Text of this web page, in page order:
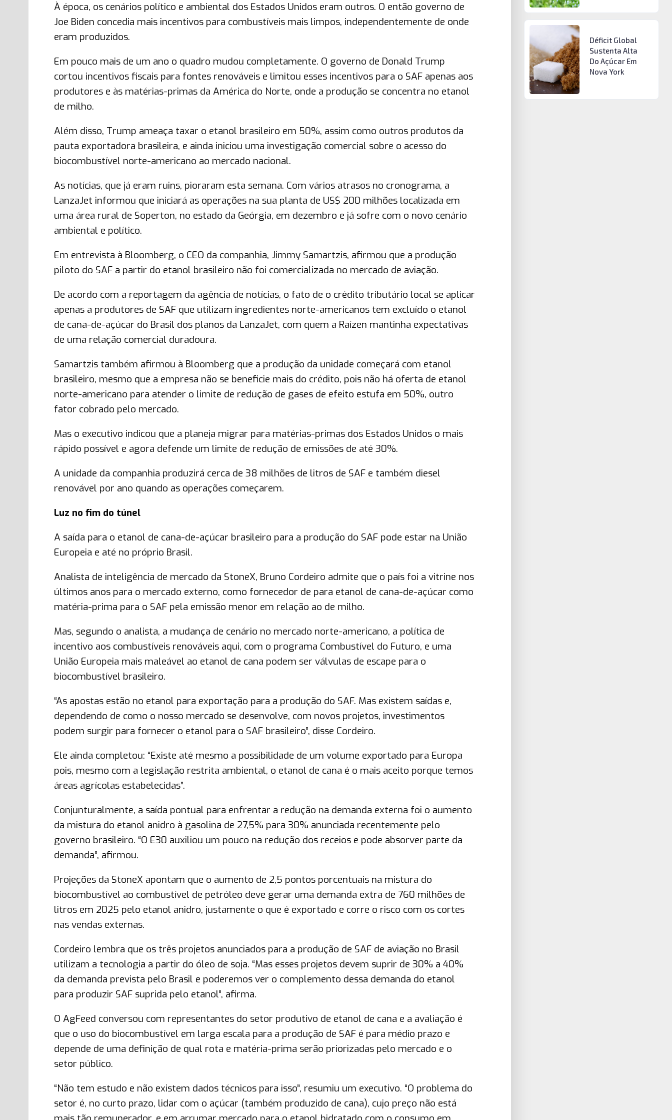
À época, os cenários político e ambiental dos Estados Unidos eram outros. O então governo de
Joe Biden concedia mais incentivos para combustíveis mais limpos, independentemente de onde
eram produzidos.
Em pouco mais de um ano o quadro mudou completamente. O governo de Donald Trump
cortou incentivos fiscais para fontes renováveis e limitou esses incentivos para o SAF apenas aos
produtores e às matérias-primas da América do Norte, onde a produção se concentra no etanol
de milho.
Além disso, Trump ameaça taxar o etanol brasileiro em 50%, assim como outros produtos da
pauta exportadora brasileira, e ainda iniciou uma investigação comercial sobre o acesso do
biocombustível norte-americano ao mercado nacional.
As notícias, que já eram ruins, pioraram esta semana. Com vários atrasos no cronograma, a
LanzaJet informou que iniciará as operações na sua planta de US$ 200 milhões localizada em
uma área rural de Soperton, no estado da Geórgia, em dezembro e já sofre com o novo cenário
ambiental e político.
Em entrevista à Bloomberg, o CEO da companhia, Jimmy Samartzis, afirmou que a produção
piloto do SAF a partir do etanol brasileiro não foi comercializada no mercado de aviação.
De acordo com a reportagem da agência de notícias, o fato de o crédito tributário local se aplicar
apenas a produtores de SAF que utilizam ingredientes norte-americanos tem excluído o etanol
de cana-de-açúcar do Brasil dos planos da LanzaJet, com quem a Raízen mantinha expectativas
de uma relação comercial duradoura.
Samartzis também afirmou à Bloomberg que a produção da unidade começará com etanol
brasileiro, mesmo que a empresa não se beneficie mais do crédito, pois não há oferta de etanol
norte-americano para atender o limite de redução de gases de efeito estufa em 50%, outro
fator cobrado pelo mercado.
Mas o executivo indicou que a planeja migrar para matérias-primas dos Estados Unidos o mais
rápido possível e agora defende um limite de redução de emissões de até 30%.
A unidade da companhia produzirá cerca de 38 milhões de litros de SAF e também diesel
renovável por ano quando as operações começarem.
Luz no fim do túnel
A saída para o etanol de cana-de-açúcar brasileiro para a produção do SAF pode estar na União
Europeia e até no próprio Brasil.
Analista de inteligência de mercado da StoneX, Bruno Cordeiro admite que o país foi a vitrine nos
últimos anos para o mercado externo, como fornecedor de para etanol de cana-de-açúcar como
matéria-prima para o SAF pela emissão menor em relação ao de milho.
Mas, segundo o analista, a mudança de cenário no mercado norte-americano, a política de
incentivo aos combustíveis renováveis aqui, com o programa Combustível do Futuro, e uma
União Europeia mais maleável ao etanol de cana podem ser válvulas de escape para o
biocombustível brasileiro.
“As apostas estão no etanol para exportação para a produção do SAF. Mas existem saídas e,
dependendo de como o nosso mercado se desenvolve, com novos projetos, investimentos
podem surgir para fornecer o etanol para o SAF brasileiro”, disse Cordeiro.
Ele ainda completou: “Existe até mesmo a possibilidade de um volume exportado para Europa
pois, mesmo com a legislação restrita ambiental, o etanol de cana é o mais aceito porque temos
áreas agrícolas estabelecidas”.
Conjunturalmente, a saída pontual para enfrentar a redução na demanda externa foi o aumento
da mistura do etanol anidro à gasolina de 27,5% para 30% anunciada recentemente pelo
governo brasileiro. “O E30 auxiliou um pouco na redução dos receios e pode absorver parte da
demanda”, afirmou.
Projeções da StoneX apontam que o aumento de 2,5 pontos porcentuais na mistura do
biocombustível ao combustível de petróleo deve gerar uma demanda extra de 760 milhões de
litros em 2025 pelo etanol anidro, justamente o que é exportado e corre o risco com os cortes
nas vendas externas.
Cordeiro lembra que os três projetos anunciados para a produção de SAF de aviação no Brasil
utilizam a tecnologia a partir do óleo de soja. “Mas esses projetos devem suprir de 30% a 40%
da demanda prevista pelo Brasil e poderemos ver o complemento dessa demanda do etanol
para produzir SAF suprida pelo etanol”, afirma.
O AgFeed conversou com representantes do setor produtivo de etanol de cana e a avaliação é
que o uso do biocombustível em larga escala para a produção de SAF é para médio prazo e
depende de uma definição de qual rota e matéria-prima serão priorizadas pelo mercado e o
setor público.
“Não tem estudo e não existem dados técnicos para isso”, resumiu um executivo. “O problema do
setor é, no curto prazo, lidar com o açúcar (também produzido de cana), cujo preço não está
Déficit Global
Sustenta Alta
Do Açúcar Em
Nova York